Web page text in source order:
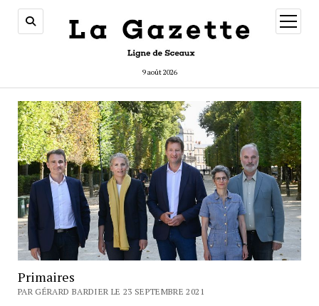
9 août 2026
ouvrir
menu
Primaires
PAR GÉRARD BARDIER LE 23 SEPTEMBRE 2021